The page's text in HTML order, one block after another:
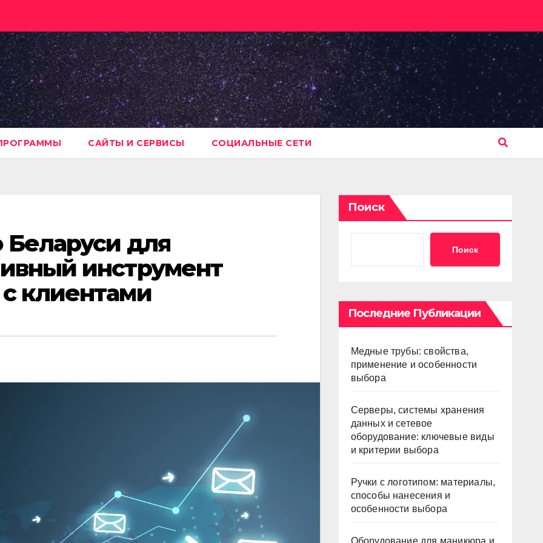
САЙТЫ И СЕРВИСЫ СОЦИАЛЬНЫЕ СЕТИ
Беларуси для
инструмент
клиентами
Поиск
Поиск
Последние Публикации
Медные трубы: свойства,
применение и особенности
выбора
Серверы, системы хранения
данных и сетевое
оборудование: ключевые виды
и критерии выбора
Ручки с логотипом: материалы,
способы нанесения и
особенности выбора
Оборудование для маникюра и